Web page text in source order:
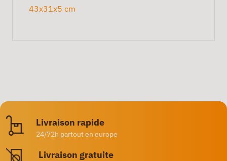
43x31x5 cm
Livraison rapide
24/72h partout en europe
Livraison gratuite